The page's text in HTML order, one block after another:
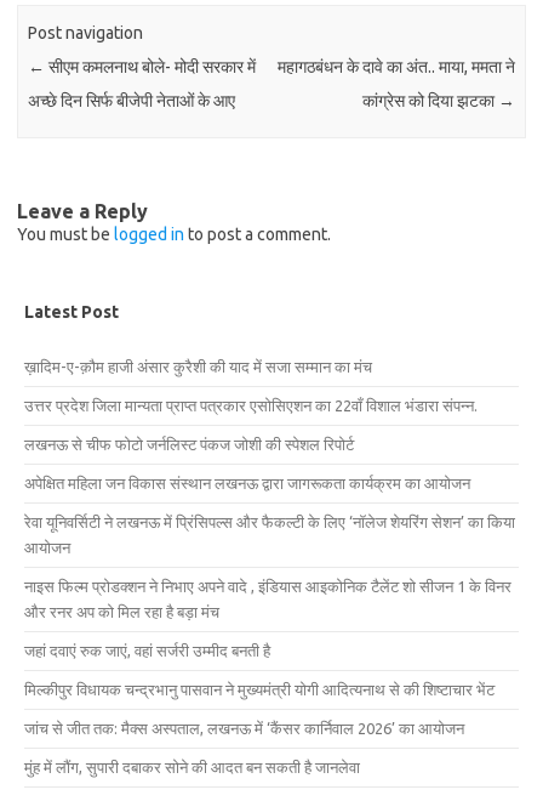
Post navigation
← सीएम कमलनाथ बोले- मोदी सरकार में
अच्छे दिन सिर्फ बीजेपी नेताओं के आए
महागठबंधन के दावे का अंत.. माया, ममता ने
कांग्रेस को दिया झटका →
Leave a Reply
You must be logged in to post a comment.
Latest Post
ख़ादिम-ए-क़ौम हाजी अंसार कुरैशी की याद में सजा सम्मान का मंच
उत्तर प्रदेश जिला मान्यता प्राप्त पत्रकार एसोसिएशन का 22वाँ विशाल भंडारा संपन्न.
लखनऊ से चीफ फोटो जर्नलिस्ट पंकज जोशी की स्पेशल रिपोर्ट
अपेक्षित महिला जन विकास संस्थान लखनऊ द्वारा जागरूकता कार्यक्रम का आयोजन
रेवा यूनिवर्सिटी ने लखनऊ में प्रिंसिपल्स और फैकल्टी के लिए ‘नॉलेज शेयरिंग सेशन’ का किया
आयोजन
नाइस फिल्म प्रोडक्शन ने निभाए अपने वादे , इंडियास आइकोनिक टैलेंट शो सीजन 1 के विनर
और रनर अप को मिल रहा है बड़ा मंच
जहां दवाएं रुक जाएं, वहां सर्जरी उम्मीद बनती है
मिल्कीपुर विधायक चन्द्रभानु पासवान ने मुख्यमंत्री योगी आदित्यनाथ से की शिष्टाचार भेंट
जांच से जीत तक: मैक्स अस्पताल, लखनऊ में ‘कैंसर कार्निवाल 2026’ का आयोजन
मुंह में लौंग, सुपारी दबाकर सोने की आदत बन सकती है जानलेवा